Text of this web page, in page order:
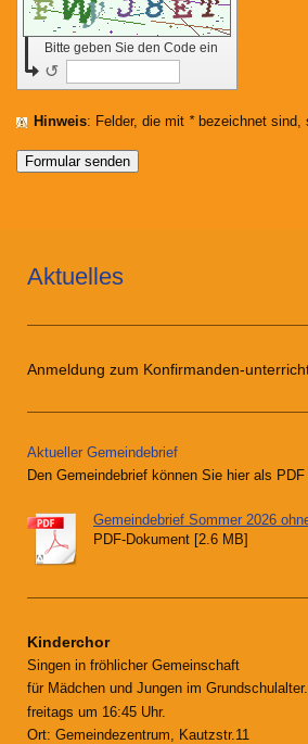
Bitte geben Sie den Code ein
↺
Hinweis : Felder, die mit *bezeichnet sind,
Aktuelles
Anmeldung zum Konfirmanden-
Aktueller Gemeindebrief
Den Gemeindebrief können Sie hier als PDF
Gemeindebrief Sommer 2026
PDF-Dokument [2.6 MB]
Kinderchor
Singen in fröhlicher Gemeinschaft
für Mädchen und Jungen im
freitags um 16:45 Uhr.
Ort: Gemeindezentrum, Kautzstr.11